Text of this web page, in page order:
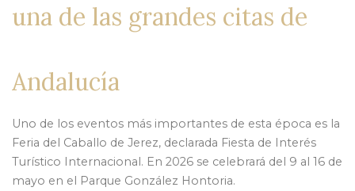
una de las grandes citas de
Andalucía
Uno de los eventos más importantes de esta época es la
Feria del Caballo de Jerez, declarada Fiesta de Interés
Turístico Internacional. En 2026 se celebrará del 9 al 16 de
mayo en el Parque González Hontoria.